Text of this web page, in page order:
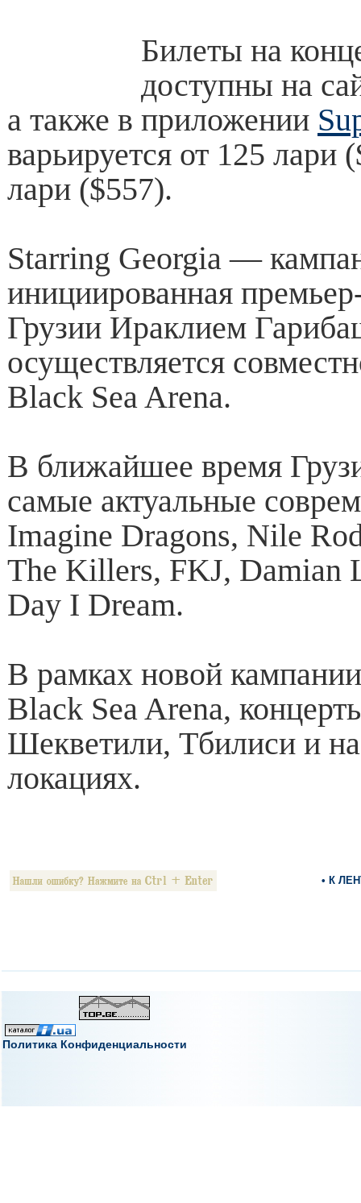
Билеты на
доступны на
а также в приложении
варьируется от 125 лари
лари ($557).
Starring Georgia —
инициированная
Грузии Ираклием
осуществляется
Black Sea Arena.
В ближайшее время
самые актуальные
Imagine Dragons, Nile
The Killers, FKJ, Damian
Day I Dream.
В рамках новой
Black Sea Arena,
Шекветили, Тбилиси и
локациях.
• К
Политика Конфиденциальности